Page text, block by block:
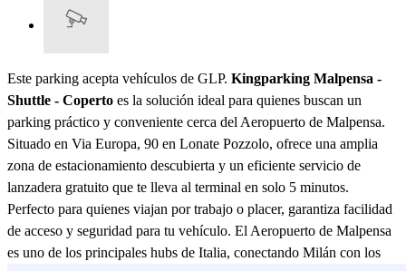
Este parking acepta vehículos de GLP. Kingparking Malpensa -
Shuttle - Coperto es la solución ideal para quienes buscan un
parking práctico y conveniente cerca del Aeropuerto de Malpensa.
Situado en Via Europa, 90 en Lonate Pozzolo, ofrece una amplia
zona de estacionamiento descubierta y un eficiente servicio de
lanzadera gratuito que te lleva al terminal en solo 5 minutos.
Perfecto para quienes viajan por trabajo o placer, garantiza facilidad
de acceso y seguridad para tu vehículo. El Aeropuerto de Malpensa
es uno de los principales hubs de Italia, conectando Milán con los